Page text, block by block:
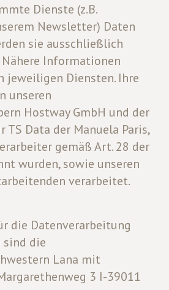
Dienste (z.B.
Newsletter) Daten
sie ausschließlich
Informationen
jeweiligen Diensten. Ihre
unseren
Hostway GmbH und der
TS Data der Manuela Paris,
gemäß Art. 28 der
wurden, sowie unseren
verarbeitet.
die Datenverarbeitung
sind die
Lana mit
3 I-39011